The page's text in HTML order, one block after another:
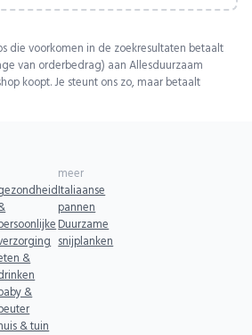
die voorkomen in de zoekresultaten betaalt
van orderbedrag) aan Allesduurzaam
koopt. Je steunt ons zo, maar betaalt
&
&
& tuin
meer
Italiaanse
pannen
Duurzame
snijplanken